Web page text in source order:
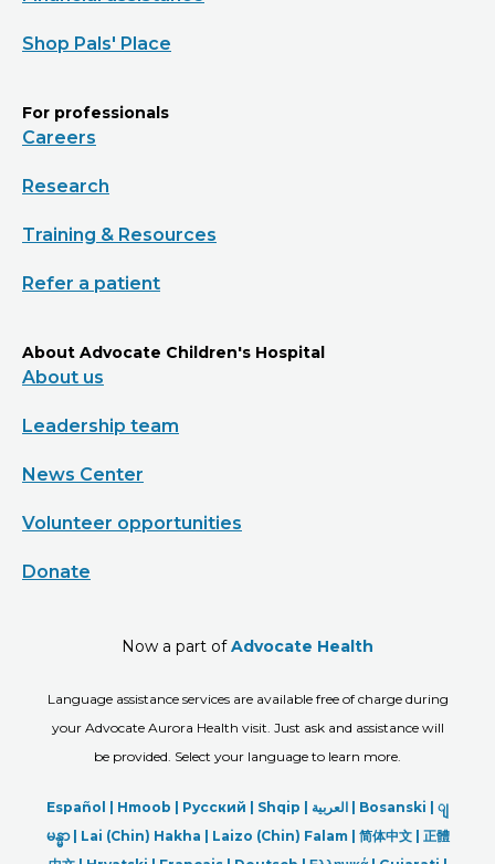
Shop Pals' Place
For professionals
Careers
Research
Training & Resources
Refer a patient
About Advocate Children's Hospital
About us
Leadership team
News Center
Volunteer opportunities
Donate
Now a part ofAdvocate Health
Language assistance services are available free of charge during
your Advocate Aurora Health visit. Just ask and assistance will
be provided. Select your language to learn more.
Español | Hmoob | Русский | Shqip | العربیة | Bosanski | ျ
မန္မာ| Lai (Chin) Hakha | Laizo (Chin) Falam | 简体中文 | 正體